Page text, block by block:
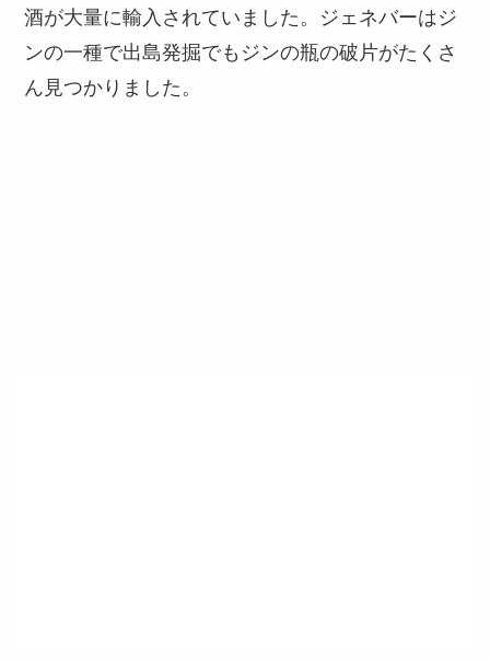
酒が大量に輸入されていました。ジェネバーはジ
ンの一種で出島発掘でもジンの瓶の破片がたくさ
ん見つかりました。